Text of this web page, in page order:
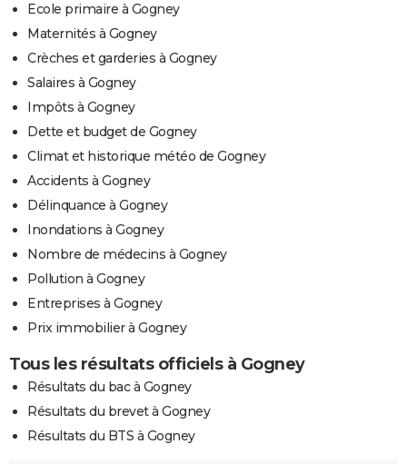
Ecole primaire à Gogney
Maternités à Gogney
Crèches et garderies à Gogney
Salaires à Gogney
Impôts à Gogney
Dette et budget de Gogney
Climat et historique météo de Gogney
Accidents à Gogney
Délinquance à Gogney
Inondations à Gogney
Nombre de médecins à Gogney
Pollution à Gogney
Entreprises à Gogney
Prix immobilier à Gogney
Tous les résultats officiels à Gogney
Résultats du bac à Gogney
Résultats du brevet à Gogney
Résultats du BTS à Gogney